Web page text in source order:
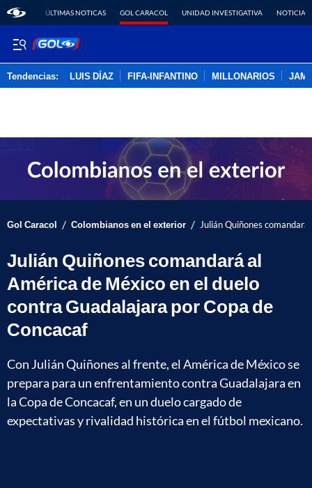
ÚLTIMAS NOTICAS GOL CARACOL UNIDAD INVESTIGATIVA NOTICIAS
Tendencias: LUIS DÍAZ FIFA-INFANTINO MILLONARIOS
Gol Caracol / Colombianos en el exterior / Julián Quiñones
Julián Quiñones comandará al
América de México en el duelo
contra Guadalajara por Copa de
Concacaf
Con Julián Quiñones al frente, el América de México se
prepara para un enfrentamiento contra Guadalajara en
la Copa de Concacaf, en un duelo cargado de
expectativas y rivalidad histórica en el fútbol mexicano.